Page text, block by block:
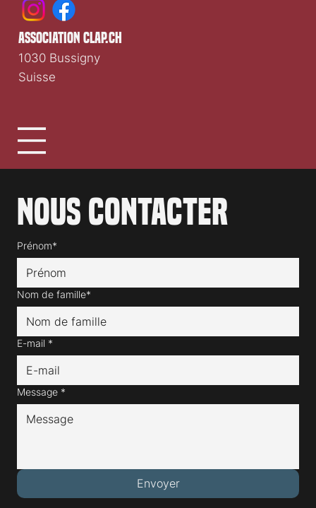
Nous contacter
Prénom*
Nom de famille*
E-mail *
Message *
Envoyer
association clap.ch
1030 Bussigny
Suisse